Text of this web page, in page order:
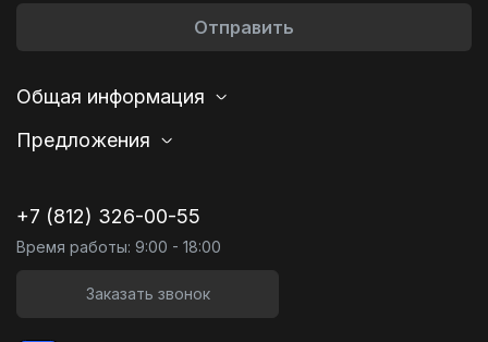
Отправить
Общая информация
Предложения
+7 (812) 326-00-55
Время работы: 9:00 - 18:00
Заказать звонок